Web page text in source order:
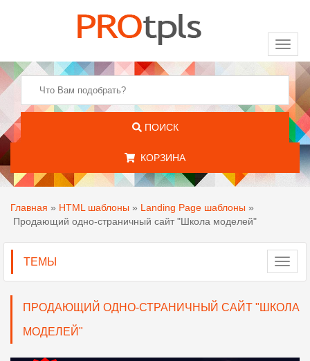
ПОИСК
КОРЗИНА
Главная » HTML шаблоны » Landing Page шаблоны »
Продающий одно-страничный сайт "Школа моделей"
ТЕМЫ
ПРОДАЮЩИЙ ОДНО-СТРАНИЧНЫЙ САЙТ "ШКОЛА
МОДЕЛЕЙ"